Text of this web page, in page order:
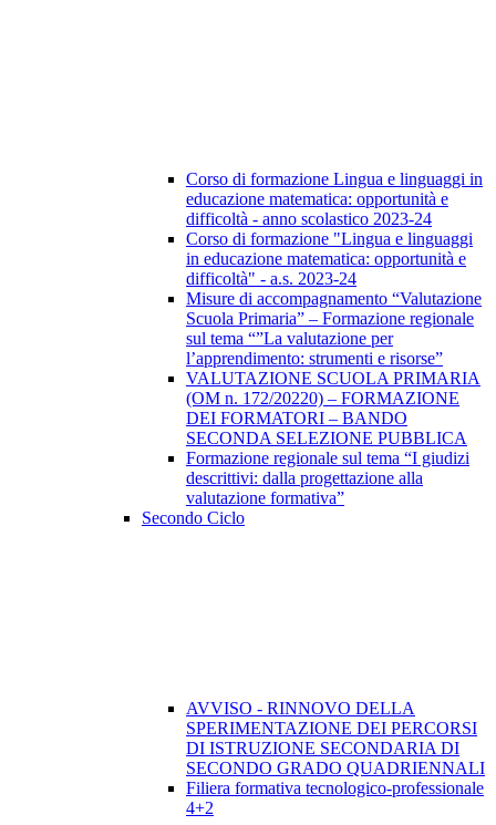
Corso di formazione Lingua e linguaggi in
educazione matematica: opportunità e
difficoltà - anno scolastico 2023-24
Corso di formazione "Lingua e linguaggi
in educazione matematica: opportunità e
difficoltà" - a.s. 2023-24
Misure di accompagnamento “Valutazione
Scuola Primaria” – Formazione regionale
sul tema “”La valutazione per
l’apprendimento: strumenti e risorse”
VALUTAZIONE SCUOLA PRIMARIA
(OM n. 172/20220) – FORMAZIONE
DEI FORMATORI – BANDO
SECONDA SELEZIONE PUBBLICA
Formazione regionale sul tema “I giudizi
descrittivi: dalla progettazione alla
valutazione formativa”
Secondo Ciclo
AVVISO - RINNOVO DELLA
SPERIMENTAZIONE DEI PERCORSI
DI ISTRUZIONE SECONDARIA DI
SECONDO GRADO QUADRIENNALI
Filiera formativa tecnologico-professionale
4+2